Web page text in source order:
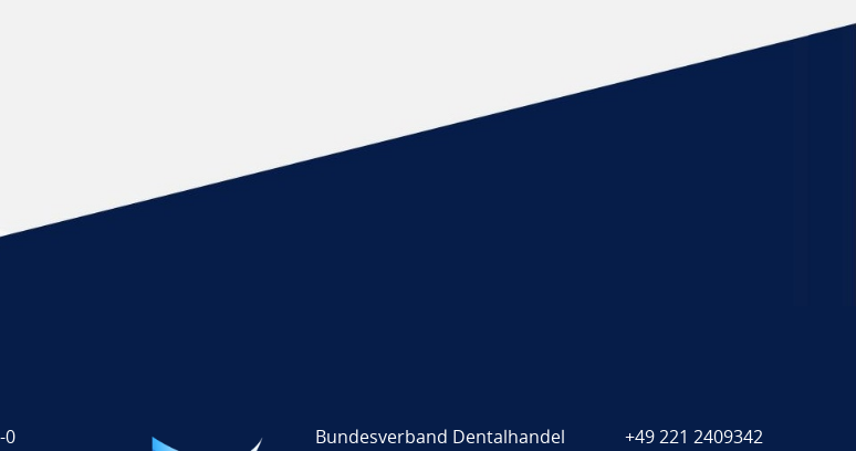
0 Bundesverband Dentalhandel +49 221 2409342